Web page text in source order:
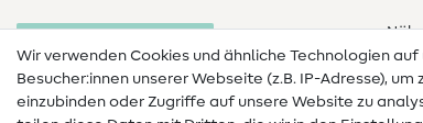
Wir verwenden Cookies und ähnliche Technologien
Besucher:innen unserer Webseite (z.B. IP-Adresse),
einzubinden oder Zugriffe auf unsere Website zu